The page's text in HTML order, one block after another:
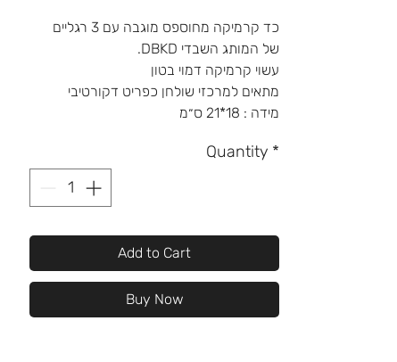
כד קרמיקה מחוספס מוגבה עם 3 רגליים
של המותג השבדי DBKD.
עשוי קרמיקה דמוי בטון
מתאים למרכזי שולחן כפריט דקורטיבי
מידה : 18*21 ס״מ
Quantity *
Add to Cart
Buy Now